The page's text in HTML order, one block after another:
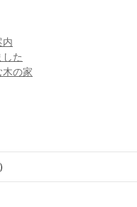
内
た
の家